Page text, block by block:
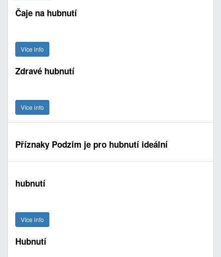
Čaje na hubnutí
Více info
Zdravé hubnutí
Více info
Příznaky Podzim je pro hubnutí ideální
hubnutí
Více info
Hubnutí